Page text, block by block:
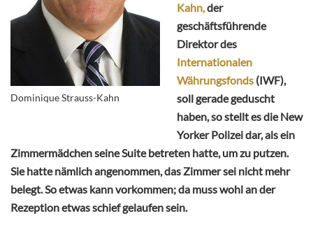
Dominique Strauss-Kahn
Kahn,der
geschäftsführende
Direktor des
Internationalen
Währungsfonds (IWF),
soll gerade geduscht
haben, so stellt es die New
Yorker Polizei dar, als ein
Zimmermädchen seine Suite betreten hatte, um zu putzen.
Sie hatte nämlich angenommen, das Zimmer sei nicht mehr
belegt. So etwas kann vorkommen; da muss wohl an der
Rezeption etwas schief gelaufen sein.